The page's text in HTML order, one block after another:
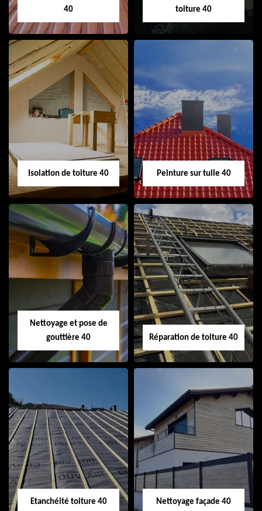
40
Urgence fuite de
toiture 40
toiture 40
Nettoyage
demoussage
toiture 40
Isolation de toiture 40
Isolation de toiture
40
Peinture sur tuile 40
Peinture sur tuile
40
Nettoyage et pose de
gouttière 40
Nettoyage et pose
de gouttière 40
Réparation de toiture 40
Réparation de
toiture 40
Etanchéité toiture 40 Nettoyage façade 40